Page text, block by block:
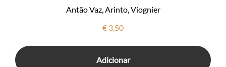
Antão Vaz, Arinto, Viognier
€ 3,50
Adicionar